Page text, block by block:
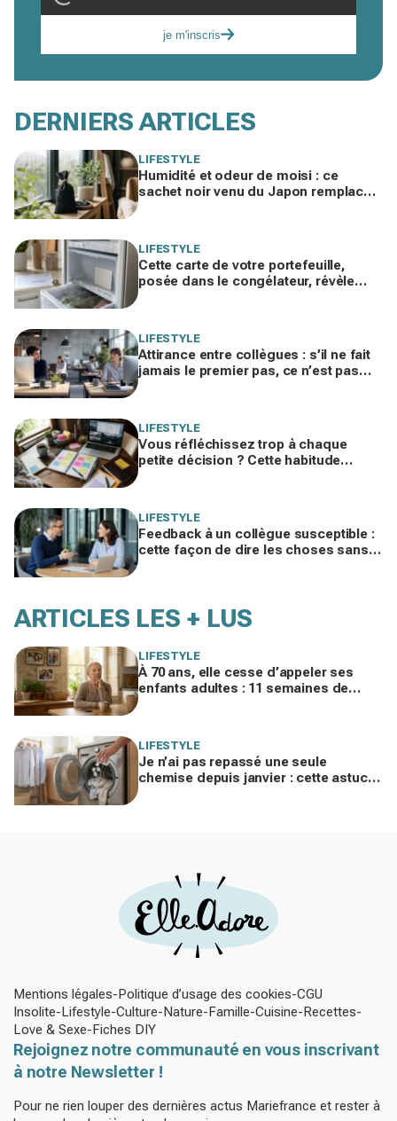
je m'inscris
DERNIERS ARTICLES
LIFESTYLE
Humidité et odeur de moisi : ce
sachet noir venu du Japon remplace
LIFESTYLE
Cette carte de votre portefeuille,
posée dans le congélateur, révèle
LIFESTYLE
Attirance entre collègues : s’il ne fait
jamais le premier pas, ce n’est pas
LIFESTYLE
Vous réfléchissez trop à chaque
petite décision ? Cette habitude
LIFESTYLE
Feedback à un collègue susceptible :
cette façon de dire les choses sans
ARTICLES LES + LUS
LIFESTYLE
À 70 ans, elle cesse d’appeler ses
enfants adultes : 11 semaines de
LIFESTYLE
Je n’ai pas repassé une seule
chemise depuis janvier : cette astuce
Mentions légales Politique d’usage des cookies CGU
Insolite Lifestyle Culture Nature Famille Cuisine Recettes
Love & Sexe Fiches DIY
Rejoignez notre communauté en vous inscrivant
à notre Newsletter !
Pour ne rien louper des dernières actus Mariefrance et rester à